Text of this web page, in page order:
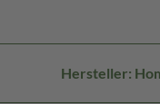
Hersteller: